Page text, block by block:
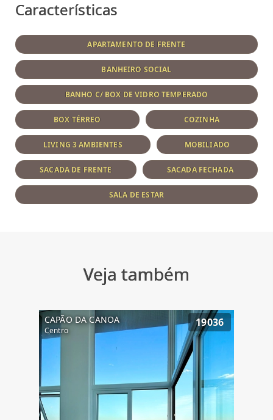
Características
APARTAMENTO DE FRENTE
BANHEIRO SOCIAL
BANHO C/ BOX DE VIDRO TEMPERADO
BOX TÉRREO COZINHA
LIVING 3 AMBIENTES MOBILIADO
SACADA DE FRENTE SACADA FECHADA
SALA DE ESTAR
Veja também
CAPÃO DA CANOA
Centro
19036